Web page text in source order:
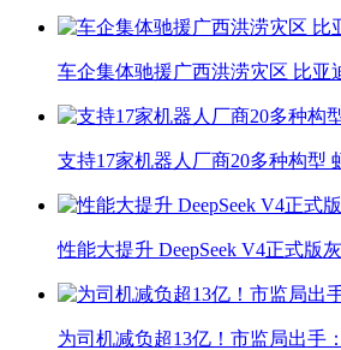
车企集体驰援广西洪涝灾区 比亚
支持17家机器人厂商20多种构型
性能大提升 DeepSeek V4正式版
为司机减负超13亿！市监局出手